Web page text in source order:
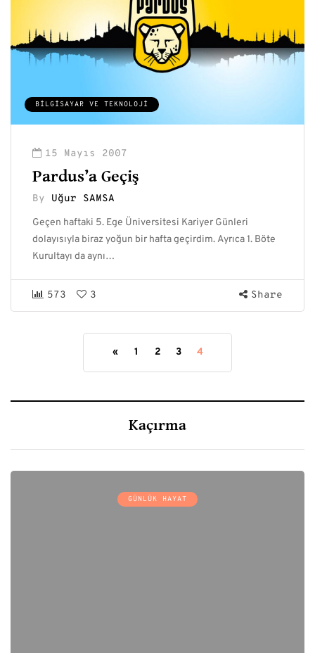
BILGISAYAR VE TEKNOLOJI
15 Mayıs 2007
Pardus’a Geçiş
By Uğur SAMSA
Geçen haftaki 5. Ege Üniversitesi Kariyer Günleri
dolayısıyla biraz yoğun bir hafta geçirdim. Ayrıca 1. Böte
Kurultayı da aynı…
573 3 Share
« 1 2 3 4
Kaçırma
GÜNLÜK HAYAT